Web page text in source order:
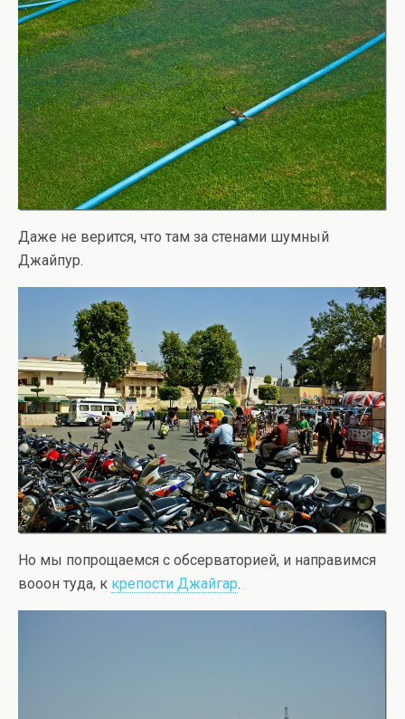
Даже не верится, что там за стенами шумный
Джайпур.
Но мы попрощаемся с обсерваторией, и направимся
вооон туда, к крепости Джайгар.